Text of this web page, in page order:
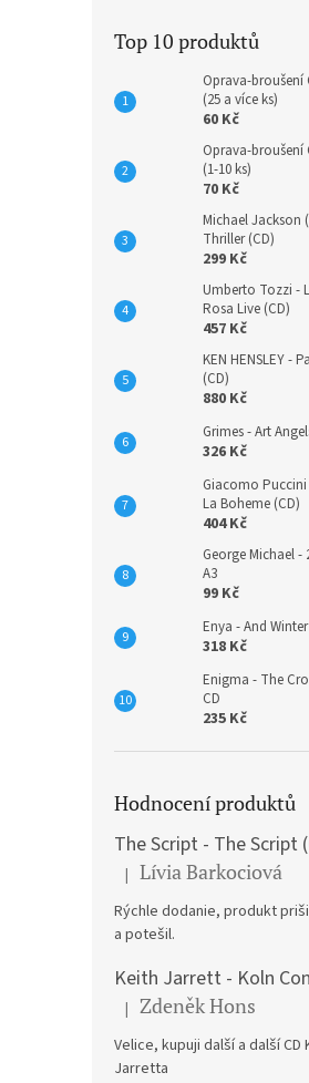
Top 10 produktů
Oprava-broušení
(25 a více ks)
60 Kč
Oprava-broušení
(1-10 ks)
70 Kč
Michael Jackson
Thriller (CD)
299 Kč
Umberto Tozzi -
Rosa Live (CD)
457 Kč
KEN HENSLEY -
(CD)
880 Kč
Grimes - Art
326 Kč
Giacomo Puccini
La Boheme (CD)
404 Kč
George Michael -
A3
99 Kč
Enya - And
318 Kč
Enigma - The
CD
235 Kč
Hodnocení produktů
The Script - The Script
Hodnocení produktu je 5 z 5
| Lívia Barkociová
Rýchle dodanie, produkt
a potešil.
Hodnocení produktu je 5 z 5
| Zdeněk Hons
Velice, kupuji další a další CD
Jarretta